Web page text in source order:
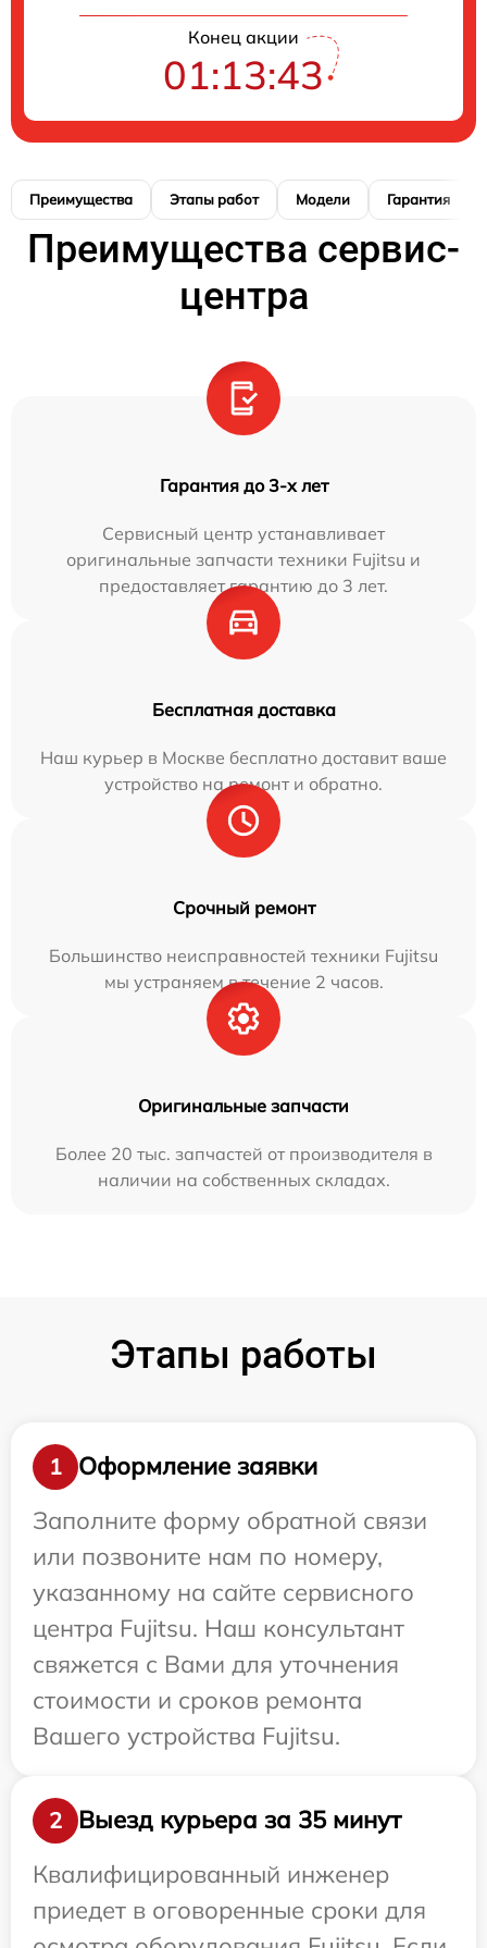
Конец акции
01:13:42
Преимущества Этапы работ Модели Гарантия
Преимущества сервис-
центра
Гарантия до 3-х лет
Сервисный центр устанавливает
оригинальные запчасти техники Fujitsu и
предоставляет гарантию до 3 лет.
Бесплатная доставка
Наш курьер в Москве бесплатно доставит ваше
устройство на ремонт и обратно.
Срочный ремонт
Большинство неисправностей техники Fujitsu
мы устраняем в течение 2 часов.
Оригинальные запчасти
Более 20 тыс. запчастей от производителя в
наличии на собственных складах.
Этапы работы
1
Оформление заявки
Заполните форму обратной связи
или позвоните нам по номеру,
указанному на сайте сервисного
центра Fujitsu. Наш консультант
свяжется с Вами для уточнения
стоимости и сроков ремонта
Вашего устройства Fujitsu.
2
Выезд курьера за 35 минут
Квалифицированный инженер
приедет в оговоренные сроки для